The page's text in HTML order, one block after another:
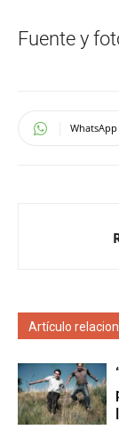
Fuente y
WhatsApp
Artículo